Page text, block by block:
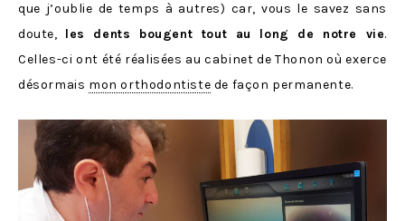
que j’oublie de temps à autres) car, vous le savez sans
doute, les dents bougent tout au long de notre vie.
Celles-ci ont été réalisées au cabinet de Thonon où exerce
désormais mon orthodontiste de façon permanente.